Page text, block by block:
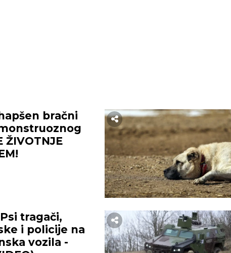
bračni
ŽIVOTNJE
tragači,
i policije na
vozila -